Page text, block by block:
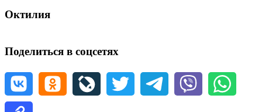
Октилия
Поделиться в соцсетях